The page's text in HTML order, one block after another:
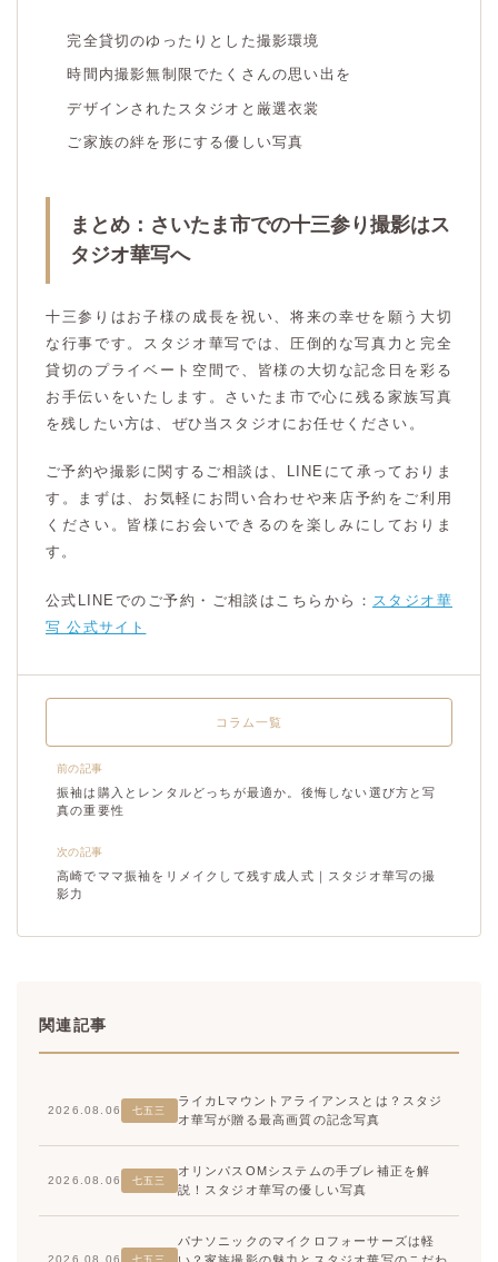
完全貸切のゆったりとした撮影環境
時間内撮影無制限でたくさんの思い出を
デザインされたスタジオと厳選衣裳
ご家族の絆を形にする優しい写真
まとめ：さいたま市での十三参り撮影はス
タジオ華写へ
十三参りはお子様の成長を祝い、将来の幸せを願う大切
な行事です。スタジオ華写では、圧倒的な写真力と完全
貸切のプライベート空間で、皆様の大切な記念日を彩る
お手伝いをいたします。さいたま市で心に残る家族写真
を残したい方は、ぜひ当スタジオにお任せください。
ご予約や撮影に関するご相談は、LINEにて承っておりま
す。まずは、お気軽にお問い合わせや来店予約をご利用
ください。皆様にお会いできるのを楽しみにしておりま
す。
公式LINEでのご予約・ご相談はこちらから： スタジオ華
写 公式サイト
前の記事
振袖は購入とレンタルどっちが最適か。後悔しない選び方と写
真の重要性
コラム一覧
次の記事
高崎でママ振袖をリメイクして残す成人式｜スタジオ華写の撮
影力
関連記事
2026.08.06 七五三
ライカLマウントアライアンスとは？スタジ
オ華写が贈る最高画質の記念写真
2026.08.06 七五三
オリンパスOMシステムの手ブレ補正を解
説！スタジオ華写の優しい写真
2026.08.06
パナソニックのマイクロフォーサーズは軽